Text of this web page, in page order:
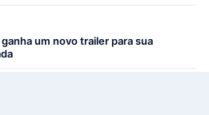
um novo trailer para sua